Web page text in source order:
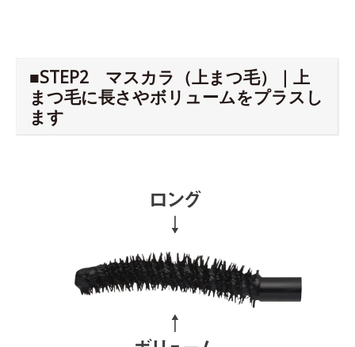
■STEP2 マスカラ（上まつ毛）｜上
まつ毛に長さやボリュームをプラスし
ます